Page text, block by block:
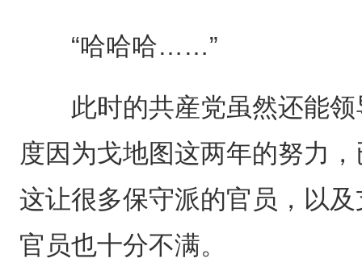
“哈哈哈……”
此时的共産党虽然还能领
度因为戈地图这两年的努力
这让很多保守派的官员，以
官员也十分不满。